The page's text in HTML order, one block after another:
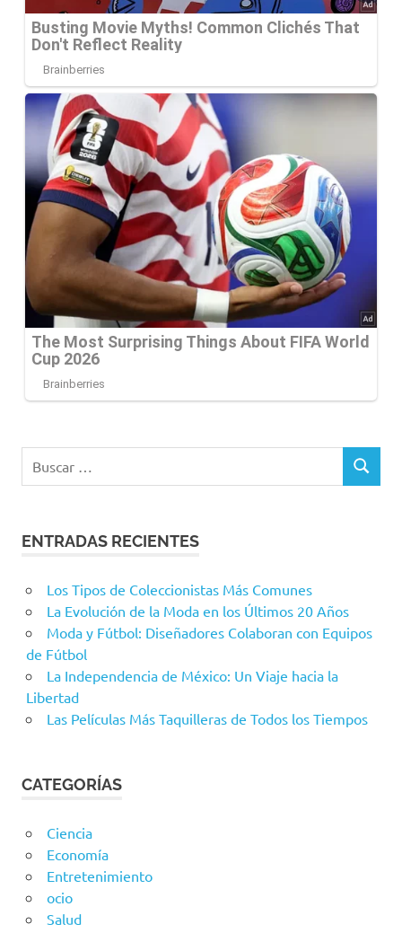
BUSCAR
ENTRADAS RECIENTES
Los Tipos de Coleccionistas Más Comunes
La Evolución de la Moda en los Últimos 20 Años
Moda y Fútbol: Diseñadores Colaboran con Equipos
de Fútbol
La Independencia de México: Un Viaje hacia la
Libertad
Las Películas Más Taquilleras de Todos los Tiempos
CATEGORÍAS
Ciencia
Economía
Entretenimiento
ocio
Salud